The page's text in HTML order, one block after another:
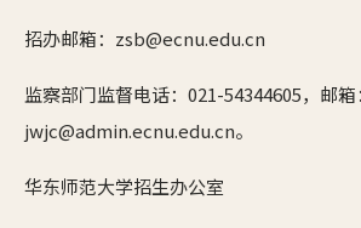
招办邮箱：zsb@ecnu.edu.cn
监察部门监督电话：021-54344605，邮箱：
jwjc@admin.ecnu.edu.cn。
华东师范大学招生办公室